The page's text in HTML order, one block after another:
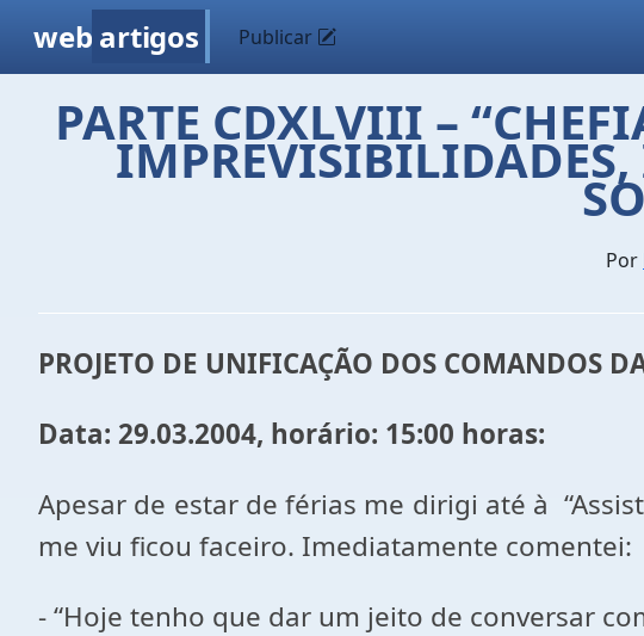
web artigos Publicar
PARTE CDXLVIII –
Por
PROJETO DE UNIFICAÇÃO DOS COMANDOS
Data: 29.03.2004, horário: 15:00 horas:
Apesar de estar de férias me dirigi até à
me viu ficou faceiro. Imediatamente comentei:
- “Hoje tenho que dar um jeito de conversar